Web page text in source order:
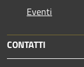
Eventi
CONTATTI